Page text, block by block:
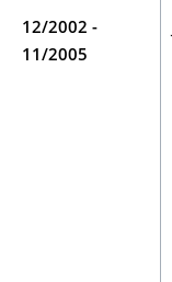
12/2002 -
11/2005